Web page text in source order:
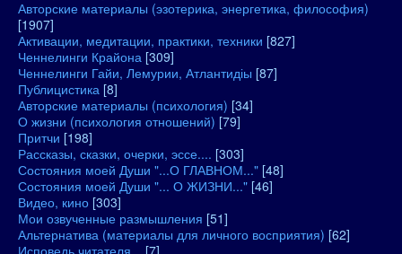
Авторские материалы (эзотерика, энергетика, философия)
[1907]
Активации, медитации, практики, техники [827]
Ченнелинги Крайона [309]
Ченнелинги Гайи, Лемурии, Атлантидіы [87]
Публицистика [8]
Авторские материалы (психология) [34]
О жизни (психология отношений) [79]
Притчи [198]
Рассказы, сказки, очерки, эссе.... [303]
Состояния моей Души "...О ГЛАВНОМ..." [48]
Состояния моей Души "... О ЖИЗНИ..." [46]
Видео, кино [303]
Мои озвученные размышления [51]
Альтернатива (материалы для личного восприятия) [62]
Исповедь читателя... [7]